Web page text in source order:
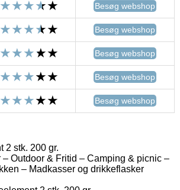
Besøg webshop
Besøg webshop
Besøg webshop
Besøg webshop
Besøg webshop
2 stk. 200 gr.
– Outdoor & Fritid – Camping & picnic –
– Madkasser og drikkeflasker